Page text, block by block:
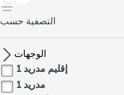
التصفية حسب
الوجهات
إقليم مدريد 1
مدريد 1